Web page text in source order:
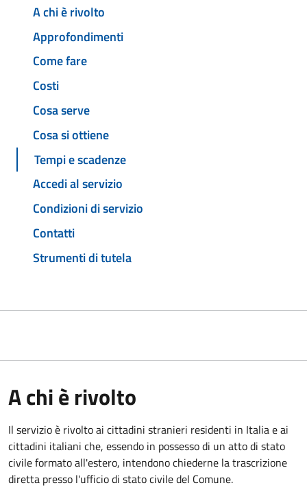
A chi è rivolto
Approfondimenti
Come fare
Costi
Cosa serve
Cosa si ottiene
Tempi e scadenze
Accedi al servizio
Condizioni di servizio
Contatti
Strumenti di tutela
A chi è rivolto
Il servizio è rivolto ai cittadini stranieri residenti in Italia e ai
cittadini italiani che, essendo in possesso di un atto di stato
civile formato all'estero, intendono chiederne la trascrizione
diretta presso l'ufficio di stato civile del Comune.